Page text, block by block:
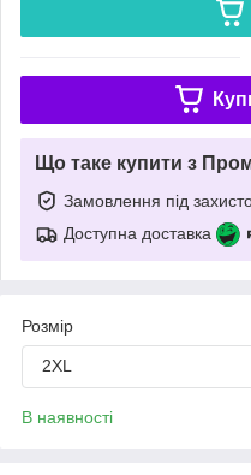
Що таке купити з
Замовлення під
Доступна доставка
Розмір
2XL
В наявності